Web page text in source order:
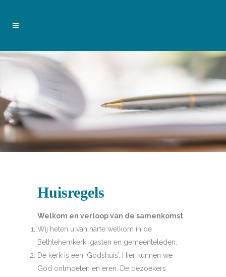
Huisregels
Welkom en verloop van de samenkomst
Wij heten u van harte welkom in de
Bethlehemkerk: gasten en gemeenteleden.
De kerk is een ‘Godshuis’. Hier kunnen we
God ontmoeten en eren. De bezoekers